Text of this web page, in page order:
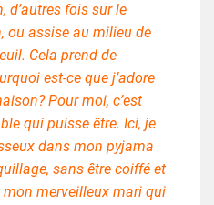
d’autres fois sur ​​le
ou assise au milieu de
Cela prend de
est-ce que j’adore
Pour moi, c’est
qui puisse être. Ici, je
dans mon pyjama
sans être coiffé et
merveilleux mari qui